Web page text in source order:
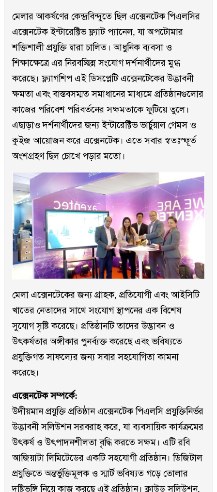
মেলার আকর্ষণের কেন্দ্রবিন্দুতে ছিল এক্সেনটেক পিএলসির
এক্সেনটেক ইন্টারেক্টিভ ফ্ল্যাট প্যানেল, যা অপটোমার
শক্তিশালী প্রযুক্তি দ্বারা চালিত। আধুনিক ব্যবসা ও
শিক্ষাক্ষেত্রে এর নিরবচ্ছিন্ন সংযোগ দর্শনার্থীদের মুগ্ধ
করেছে। ফ্ল্যাগশিপ এই ডিসপ্লেটি এক্সেনটেকের উদ্ভাবনী
ক্ষমতা এবং বাস্তবসম্মত সমাধানের মাধ্যমে প্রতিষ্ঠানগুলোর
কাজের পরিবেশ পরিবর্তনের সক্ষমতাকে ফুটিয়ে তুলে।
এছাড়াও দর্শনার্থীদের জন্য ইন্টারেক্টিভ ভার্চুয়াল গেমস ও
কুইজ আয়োজন করে এক্সেনটেক। এতে সবার স্বতঃস্ফূর্ত
অংশগ্রহণ ছিল চোখে পড়ার মতো।
মেলা এক্সেনটেকের জন্য গ্রাহক, প্রতিযোগী এবং আইসিটি
খাতের নেতাদের সাথে সংযোগ স্থাপনের এক বিশেষ
সুযোগ সৃষ্টি করেছে। প্রতিষ্ঠানটি তাদের উদ্ভাবন ও
উৎকর্ষতার অঙ্গীকার পুনর্ব্যক্ত করেছে এবং ভবিষ্যতে
প্রযুক্তিগত সাফল্যের জন্য সবার সহযোগিতা কামনা
করেছে।
এক্সেনটেক সম্পর্কে:
উদীয়মান প্রযুক্তি প্রতিষ্ঠান এক্সেনটেক পিএলসি প্রযুক্তিনির্ভর
উদ্ভাবনী সলিউশন সরবরাহ করে, যা ব্যবসায়িক কার্যক্রমের
উৎকর্ষ ও উৎপাদনশীলতা বৃদ্ধি করতে সক্ষম। এটি রবি
আজিয়াটা লিমিটেডের একটি সহযোগী প্রতিষ্ঠান। ডিজিটাল
প্রযুক্তিতে অন্তর্ভুক্তিমূলক ও স্মার্ট ভবিষ্যত গড়ে তোলার
দৃষ্টিভঙ্গি নিয়ে কাজ করছে এই প্রতিষ্ঠান। ক্লাউড সলিউশন,